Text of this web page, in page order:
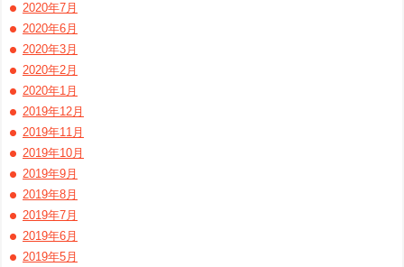
2020年7月
2020年6月
2020年3月
2020年2月
2020年1月
2019年12月
2019年11月
2019年10月
2019年9月
2019年8月
2019年7月
2019年6月
2019年5月